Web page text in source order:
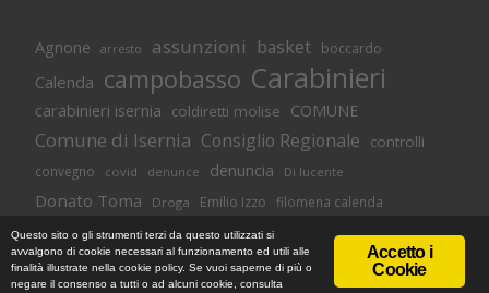
Agnone arresto assunzioni basket boccardo
Calenda campobasso Carabinieri
carabinieri isernia coldiretti molise COMUNE
Comune di Isernia Consiglio Regionale controlli
convegno covid denunce denuncia Di lucente
Donato Toma Droga Emilio Izzo filomena calenda
Isernia lavoro M5S magnolia molise
neuromed Occupazione polizia polizia di stato
© Copyright 2018 -
Informativa Cookie |Privacy Policy
Accetto i
Cookie
Questo sito o gli strumenti terzi da questo utilizzati si
avvalgono di cookie necessari al funzionamento ed utili alle
finalità illustrate nella cookie policy. Se vuoi saperne di più o
negare il consenso a tutti o ad alcuni cookie, consulta